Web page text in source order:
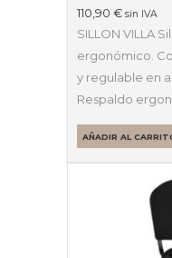
110,90 € sin IVA
SILLON VILLA
ergonómico.
y regulable en
Respaldo
AÑADIR AL